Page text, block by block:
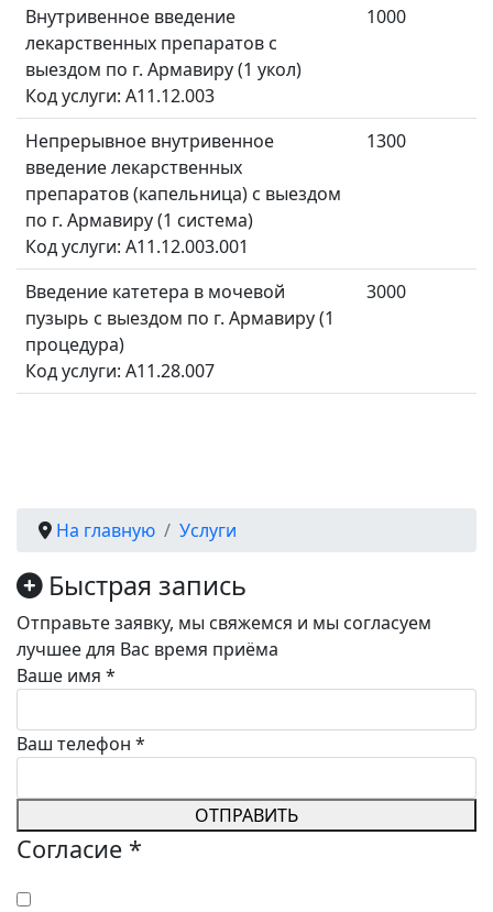
Внутривенное введение
лекарственных препаратов с
выездом по г. Армавиру (1 укол)
Код услуги: A11.12.003
1000
Непрерывное внутривенное
введение лекарственных
препаратов (капельница) с выездом
по г. Армавиру (1 система)
Код услуги: A11.12.003.001
1300
Введение катетера в мочевой
пузырь с выездом по г. Армавиру (1
процедура)
Код услуги: A11.28.007
3000
На главную Услуги
Быстрая запись
Отправьте заявку, мы свяжемся и мы согласуем
лучшее для Вас время приёма
Ваше имя *
Ваш телефон *
ОТПРАВИТЬ
Согласие *